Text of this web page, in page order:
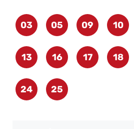
03 05 09 10
13 16 17 18
24 25